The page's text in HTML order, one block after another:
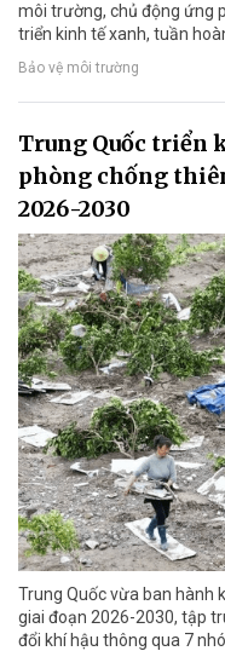
môi trường, chủ động ứng
triển kinh tế xanh, tuần
Bảo vệ môi trường
Trung Quốc triển
phòng chống
2026-2030
Trung Quốc vừa ban hành
giai đoạn 2026-2030, tập
đổi khí hậu thông qua 7